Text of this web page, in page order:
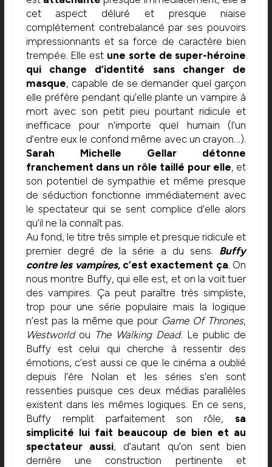
cet aspect déluré et presque niaise
complètement contrebalancé par ses pouvoirs
impressionnants et sa force de caractère bien
trempée. Elle est une sorte de super-héroine
qui change d’identité sans changer de
masque, capable de se demander quel garçon
elle préfère pendant qu’elle plante un vampire à
mort avec son petit pieu pourtant ridicule et
inefficace pour n’importe quel humain (l’un
d’entre eux le confond même avec un crayon…).
Sarah Michelle Gellar détonne
franchement dans un rôle taillé pour elle, et
son potentiel de sympathie et même presque
de séduction fonctionne immédiatement avec
le spectateur qui se sent complice d’elle alors
qu’il ne la connaît pas.
Au fond, le titre très simple et presque ridicule et
premier degré de la série a du sens. Buffy
contre les vampires, c’est exactement ça. On
nous montre Buffy, qui elle est, et on la voit tuer
des vampires. Ça peut paraître très simpliste,
trop pour une série populaire mais la logique
n’est pas la même que pour Game Of Thrones,
Westworldou The Walking Dead. Le public de
Buffy est celui qui cherche à ressentir des
émotions, c’est aussi ce que le cinéma a oublié
depuis l’ère Nolan et les séries s’en sont
ressenties puisque ces deux médias parallèles
existent dans les mêmes logiques. En ce sens,
Buffy remplit parfaitement son rôle,sa
simplicité lui fait beaucoup de bien et au
spectateur aussi, d’autant qu’on sent bien
derrière une construction pertinente et